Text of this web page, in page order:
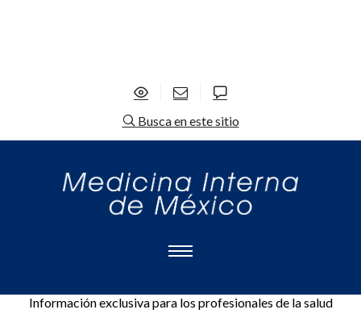
Busca en este sitio
Información exclusiva para los profesionales de la salud